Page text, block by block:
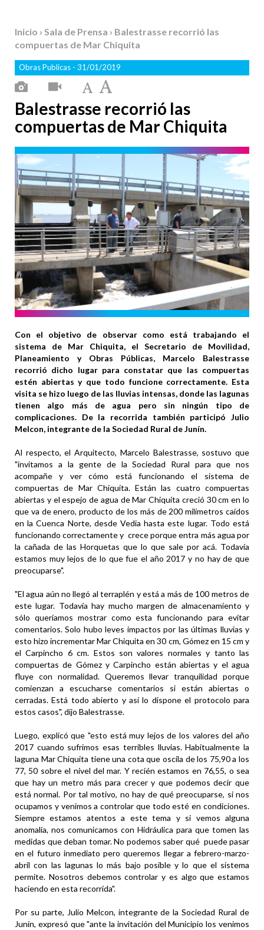
Inicio › Sala de Prensa › Balestrasse recorrió las
compuertas de Mar Chiquita
Obras Publicas - 31/01/2019
Balestrasse recorrió las
compuertas de Mar Chiquita
Con el objetivo de observar como está trabajando el
sistema de Mar Chiquita, el Secretario de Movilidad,
Planeamiento y Obras Públicas, Marcelo Balestrasse
recorrió dicho lugar para constatar que las compuertas
estén abiertas y que todo funcione correctamente. Esta
visita se hizo luego de las lluvias intensas, donde las lagunas
tienen algo más de agua pero sin ningún tipo de
complicaciones. De la recorrida también participó Julio
Melcon, integrante de la Sociedad Rural de Junín.
Al respecto, el Arquitecto, Marcelo Balestrasse, sostuvo que
"invitamos a la gente de la Sociedad Rural para que nos
acompañe y ver cómo está funcionando el sistema de
compuertas de Mar Chiquita. Están las cuatro compuertas
abiertas y el espejo de agua de Mar Chiquita creció 30 cm en lo
que va de enero, producto de los más de 200 milímetros caídos
en la Cuenca Norte, desde Vedia hasta este lugar. Todo está
funcionando correctamente y crece porque entra más agua por
la cañada de las Horquetas que lo que sale por acá. Todavía
estamos muy lejos de lo que fue el año 2017 y no hay de que
preocuparse".
"El agua aún no llegó al terraplén y está a más de 100 metros de
este lugar. Todavía hay mucho margen de almacenamiento y
sólo queríamos mostrar como esta funcionando para evitar
comentarios. Solo hubo leves impactos por las últimas lluvias y
esto hizo incrementar Mar Chiquita en 30 cm, Gómez en 15 cm y
el Carpincho 6 cm. Estos son valores normales y tanto las
compuertas de Gómez y Carpincho están abiertas y el agua
fluye con normalidad. Queremos llevar tranquilidad porque
comienzan a escucharse comentarios si están abiertas o
cerradas. Está todo abierto y así lo dispone el protocolo para
estos casos", dijo Balestrasse.
Luego, explicó que "esto está muy lejos de los valores del año
2017 cuando sufrimos esas terribles lluvias. Habitualmente la
laguna Mar Chiquita tiene una cota que oscila de los 75,90 a los
77, 50 sobre el nivel del mar. Y recién estamos en 76,55, o sea
que hay un metro más para crecer y que podemos decir que
está normal. Por tal motivo, no hay de qué preocuparse, si nos
ocupamos y venimos a controlar que todo esté en condiciones.
Siempre estamos atentos a este tema y si vemos alguna
anomalía, nos comunicamos con Hidráulica para que tomen las
medidas que deban tomar. No podemos saber qué puede pasar
en el futuro inmediato pero queremos llegar a febrero-marzo-
abril con las lagunas lo más bajo posible y lo que el sistema
permite. Nosotros debemos controlar y es algo que estamos
haciendo en esta recorrida".
Por su parte, Julio Melcon, integrante de la Sociedad Rural de
Junín, expresó que "ante la invitación del Municipio los venimos